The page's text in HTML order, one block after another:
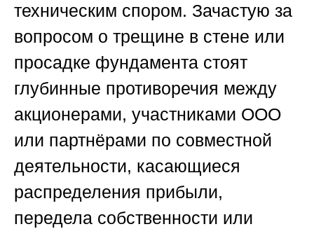
техническим спором. Зачастую за
вопросом о трещине в стене или
просадке фундамента стоят
глубинные противоречия между
акционерами, участниками ООО
или партнёрами по совместной
деятельности, касающиеся
распределения прибыли,
передела собственности или